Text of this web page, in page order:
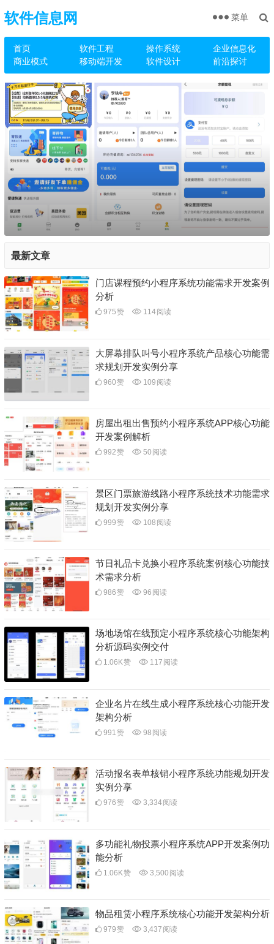
软件信息网
首页 软件工程 操作系统
企业信息化
商业模式
移动端开发 软件设计 前沿探讨
菜单
最新文章
门店课程预约小程序系统功能需求开发案例
分析
975赞 114阅读
大屏幕排队叫号小程序系统产品核心功能需
求规划开发实例分享
960赞 109 阅读
房屋出租出售预约小程序系统APP核心功能
开发案例解析
992赞 50 阅读
景区门票旅游线路小程序系统技术功能需求
规划开发实例分享
999赞 108 阅读
节日礼品卡兑换小程序系统案例核心功能技
术需求分析
986赞 96 阅读
场地场馆在线预定小程序系统核心功能架构
分析源码实例交付
1.06K赞 117 阅读
企业名片在线生成小程序系统核心功能开发
架构分析
991赞 98 阅读
活动报名表单核销小程序系统功能规划开发
实例分享
976赞 3,334阅读
多功能礼物投票小程序系统APP开发案例功
能分析
1.06K赞 3,500 阅读
物品租赁小程序系统核心功能开发架构分析
979赞 3,437 阅读